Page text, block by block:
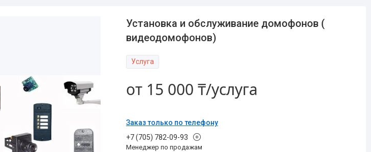
Установка и обслуживание домофонов (
видеодомофонов)
Услуга
от 15 000 ₸/услуга
Заказ только по телефону
+7 (705) 782-09-93
Менеджер по продажам